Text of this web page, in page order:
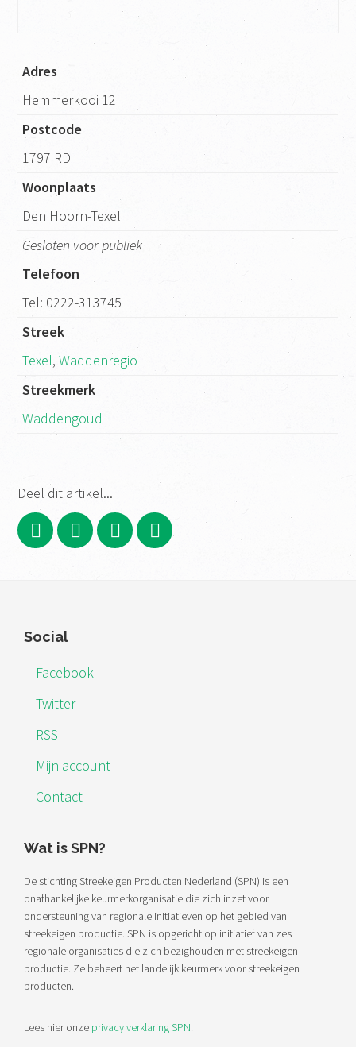
Adres
Hemmerkooi 12
Postcode
1797 RD
Woonplaats
Den Hoorn-Texel
Gesloten voor publiek
Telefoon
Tel: 0222-313745
Streek
Texel,Waddenregio
Streekmerk
Waddengoud
Deel dit artikel...
Footer
Social
Facebook
Twitter
RSS
Mijn account
Contact
Wat is SPN?
De stichting Streekeigen Producten Nederland (SPN) is een
onafhankelijke keurmerkorganisatie die zich inzet voor
ondersteuning van regionale initiatieven op het gebied van
streekeigen productie. SPN is opgericht op initiatief van zes
regionale organisaties die zich bezighouden met streekeigen
productie. Ze beheert het landelijk keurmerk voor streekeigen
producten.
Lees hier onze privacy verklaring SPN.